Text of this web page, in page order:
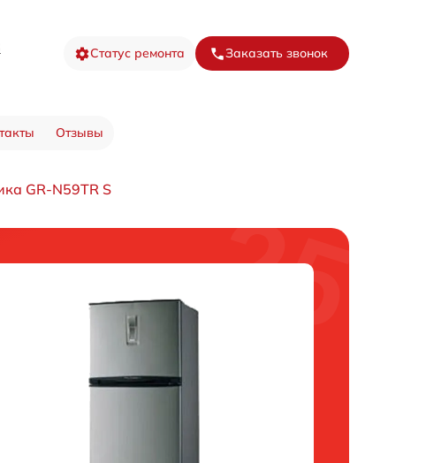
Статус ремонта Заказать звонок
Отзывы
GR-N59TR S